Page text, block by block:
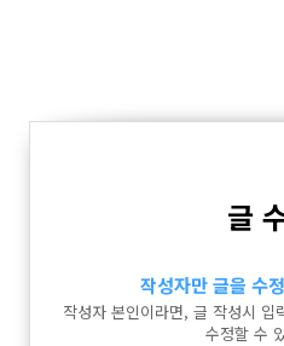
글
작성자만 글을 수
작성자 본인이라면, 글 작성시 입
수정할 수